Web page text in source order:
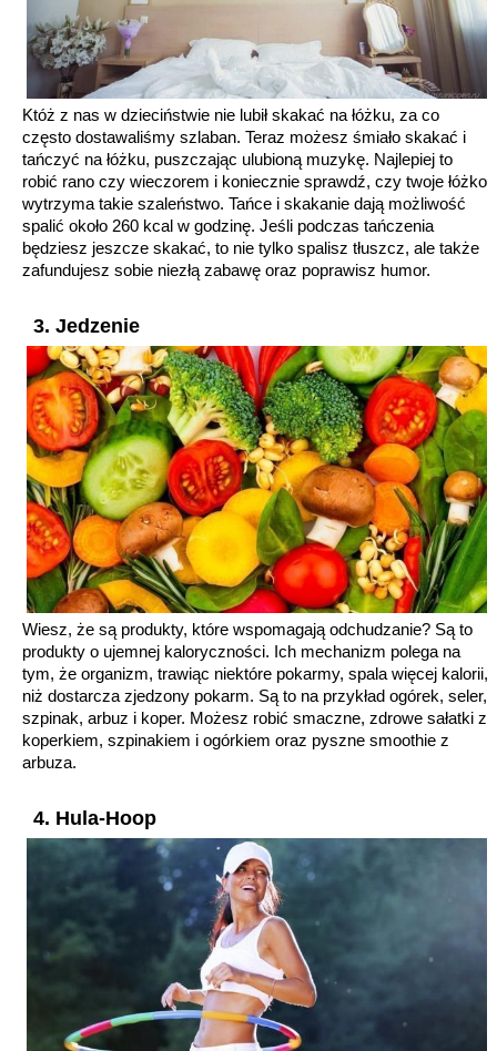
Któż z nas w dzieciństwie nie lubił skakać na łóżku, za co
często dostawaliśmy szlaban. Teraz możesz śmiało skakać i
tańczyć na łóżku, puszczając ulubioną muzykę. Najlepiej to
robić rano czy wieczorem i koniecznie sprawdź, czy twoje łóżko
wytrzyma takie szaleństwo. Tańce i skakanie dają możliwość
spalić około 260 kcal w godzinę. Jeśli podczas tańczenia
będziesz jeszcze skakać, to nie tylko spalisz tłuszcz, ale także
zafundujesz sobie niezłą zabawę oraz poprawisz humor.
3. Jedzenie
Wiesz, że są produkty, które wspomagają odchudzanie? Są to
produkty o ujemnej kaloryczności. Ich mechanizm polega na
tym, że organizm, trawiąc niektóre pokarmy, spala więcej kalorii,
niż dostarcza zjedzony pokarm. Są to na przykład ogórek, seler,
szpinak, arbuz i koper. Możesz robić smaczne, zdrowe sałatki z
koperkiem, szpinakiem i ogórkiem oraz pyszne smoothie z
arbuza.
4. Hula-Hoop